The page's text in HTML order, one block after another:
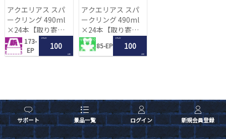
サポート 景品一覧 ログイン 新規会員登録
アクエリアス スパ
ークリング 490ml
×24本【取り寄せ
入荷後次第発送】
173-
EP
1 PLAY
100
LRC
アクエリアス スパ
ークリング 490ml
×24本【取り寄せ
入荷後次第発送】
85-EP
1 PLAY
100
LRC